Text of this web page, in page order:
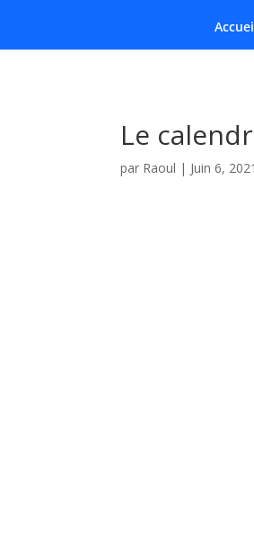
Le
par Raoul | Juin 6, 2021